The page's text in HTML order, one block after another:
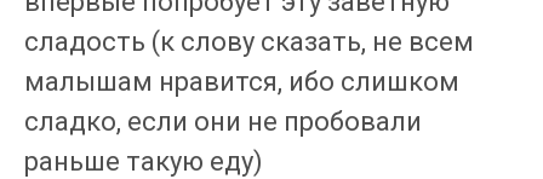
сладость (к слову сказать, не всем
малышам нравится, ибо слишком
сладко, если они не пробовали
раньше такую еду)